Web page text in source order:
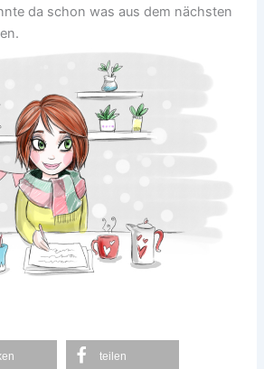
da schon was aus dem nächsten
teilen